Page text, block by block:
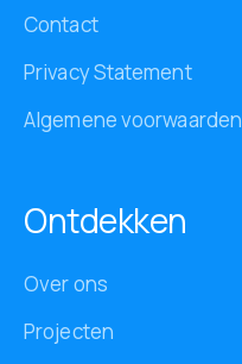
Contact
Privacy Statement
Algemene voorwaarden
Ontdekken
Over ons
Projecten